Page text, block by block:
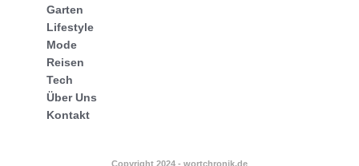
Garten
Lifestyle
Mode
Reisen
Tech
Über Uns
Kontakt
Copyright 2024 - wortchronik.de